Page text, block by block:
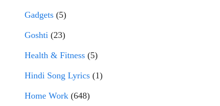
Gadgets (5)
Goshti (23)
Health & Fitness (5)
Hindi Song Lyrics (1)
Home Work (648)